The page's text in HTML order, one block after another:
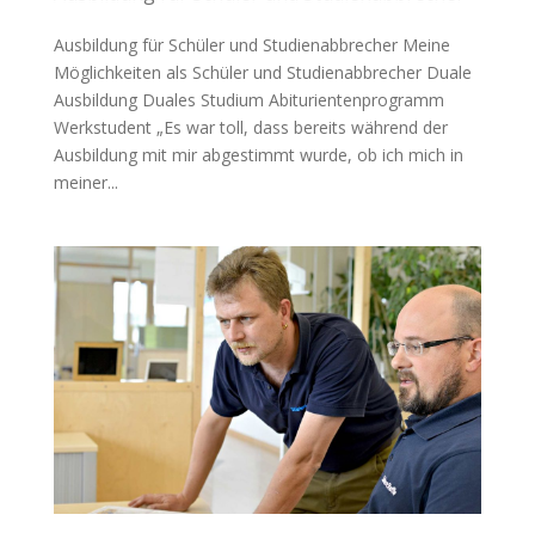
Ausbildung für Schüler und Studienabbrecher Meine
Möglichkeiten als Schüler und Studienabbrecher Duale
Ausbildung Duales Studium Abiturientenprogramm
Werkstudent „Es war toll, dass bereits während der
Ausbildung mit mir abgestimmt wurde, ob ich mich in
meiner...